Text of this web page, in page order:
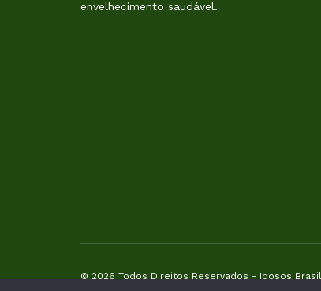
envelhecimento saudável.
© 2026 Todos Direitos Reservados - Idosos Brasil